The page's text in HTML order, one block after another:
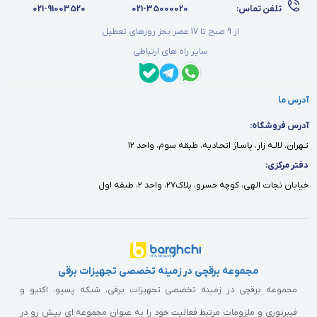
تلفن تماس:
021-35000020
021-91003520
از 9 صبح تا 17 عصر بجز روزهای تعطیل
سایر راه های ارتباطی
آدرس ما
آدرس فروشگاه:
تـهران، لالـه زار، پاسـاژ اتحـاديه، طبقه سوم، واحد ١٢
دفتر مركزى:
خيابان نجات الهى، كوچه خسرو، پلاك٢٧، واحد ٢، طبقه اول
مجموعه برقچی در زمینه تخصصی تجهیزات برقی
مجموعه برقچی در زمینه تخصصی تجهیزات برقی، شبکه پسیو، اکتیو و
فیبرنوری و ملزومات مرتبط فعالیت خود را به عنوان مجموعه ای پیش رو در